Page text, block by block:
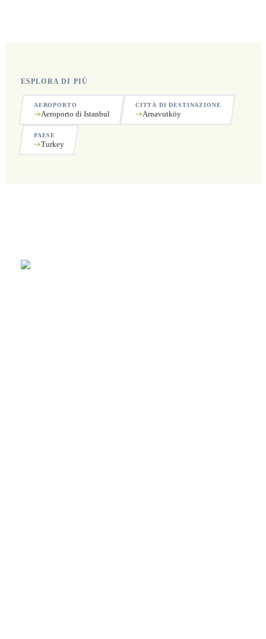
ESPLORA DI PIÙ
AEROPORTO
Aeroporto di Istanbul
CITTÀ DI DESTINAZIONE
Arnavutköy
PAESE
Turkey